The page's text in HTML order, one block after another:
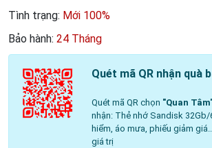
Tình trạng: Mới 100%
Bảo hành: 24 Tháng
Quét mã QR nhận quà
Quét mã QR chọn "Quan
nhận: Thẻ nhớ Sandisk
hiểm, áo mưa, phiếu giảm
giá trị